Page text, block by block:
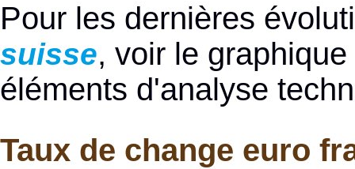
Pour les dernières
suisse, voir le
éléments d'analyse
Taux de change euro